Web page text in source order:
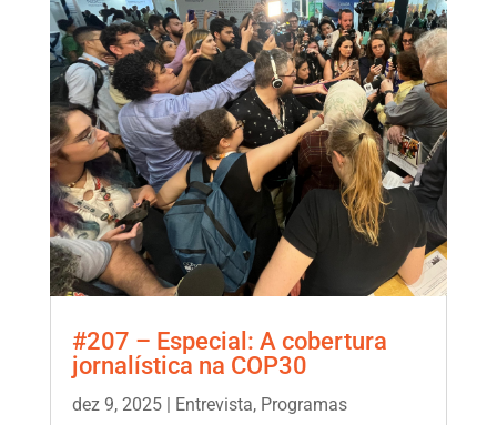
#207 – Especial: A cobertura
jornalística na COP30
dez 9, 2025| Entrevista, Programas